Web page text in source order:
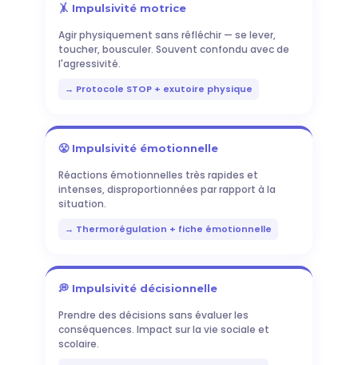
🤸 Impulsivité motrice
Agir physiquement sans réfléchir — se lever,
toucher, bousculer. Souvent confondu avec de
l'agressivité.
→ Protocole STOP + exutoire physique
😤 Impulsivité émotionnelle
Réactions émotionnelles très rapides et
intenses, disproportionnées par rapport à la
situation.
→ Thermorégulation + fiche émotionnelle
💭 Impulsivité décisionnelle
Prendre des décisions sans évaluer les
conséquences. Impact sur la vie sociale et
scolaire.